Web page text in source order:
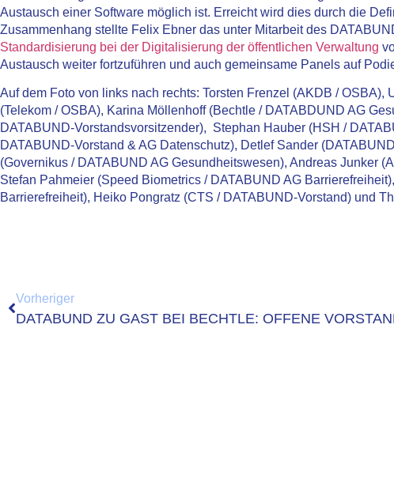
Austausch einer Software möglich ist. Erreicht wird dies durch die
Zusammenhang stellte Felix Ebner das unter Mitarbeit des
Standardisierung bei der Digitalisierung der öffentlichen Verwaltung
Austausch weiter fortzuführen und auch gemeinsame Panels auf
Auf dem Foto von links nach rechts: Torsten Frenzel (AKDB / OSBA),
(Telekom / OSBA), Karina Möllenhoff (Bechtle / DATABDUND AG
DATABUND-Vorstandsvorsitzender), Stephan Hauber (HSH /
DATABUND-Vorstand & AG Datenschutz), Detlef Sander
(Governikus / DATABUND AG Gesundheitswesen), Andreas Junker
Stefan Pahmeier (Speed Biometrics / DATABUND AG
Barrierefreiheit), Heiko Pongratz (CTS / DATABUND-Vorstand) und
Vorheriger